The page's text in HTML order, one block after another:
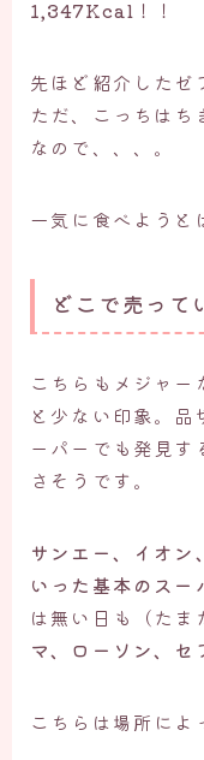
1,347Kcal ！！
先ほど紹介したゼ
ただ、こっちはち
なので、、、。
一気に食べようと
どこで売って
こちらもメジャー
と少ない印象。品
ーパーでも発見す
さそうです。
サンエー、イオ
いった基本のスー
は無い日も（たま
マ、ローソン、セ
こちらは場所によ